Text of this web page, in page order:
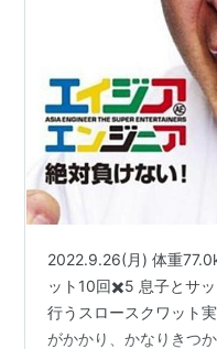
2022.9.26(月) 体重
ット10回✖️5 息子とサ
行うスロースクワット
がかかり、かなりきつ